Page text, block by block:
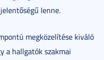
lenne.
megközelítése kiváló
a hallgatók szakmai